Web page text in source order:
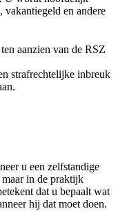
en andere
aanzien van de RSZ
strafrechtelijke inbreuk
u een zelfstandige
maar in de praktijk
dat u bepaalt wat
hij dat moet doen.